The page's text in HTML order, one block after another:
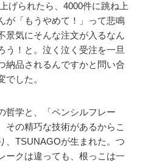
げられたら、4000件に跳ね上
が「もうやめて！」って悲鳴
景気にそんな注文が入るなん
う！と。泣く泣く受注を一旦
納品されるんですかと問い合
した。
哲学と、「ペンシルフレー
その精巧な技術があるからこ
、TSUNAGOが生まれた。つ
ークは違っても、根っこは一